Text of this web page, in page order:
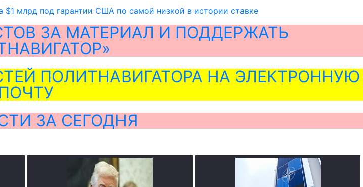
$1 млрд под гарантии США по самой низкой в истории ставке
ЗА МАТЕРИАЛ И ПОДДЕРЖАТЬ
ПОЛИТНАВИГАТОРА НА ЭЛЕКТРОННУЮ
ЗА СЕГОДНЯ